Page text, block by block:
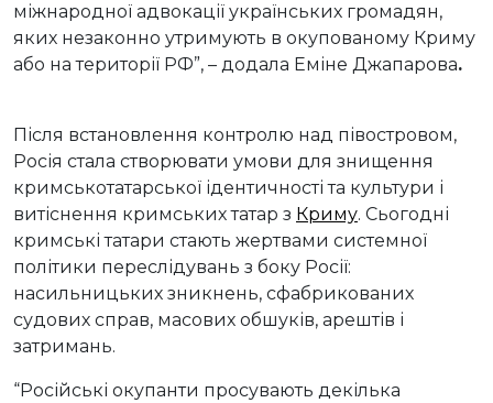
міжнародної адвокації українських громадян,
яких незаконно утримують в окупованому Криму
або на території РФ”, – додала Еміне Джапарова.
Після встановлення контролю над півостровом,
Росія стала створювати умови для знищення
кримськотатарської ідентичності та культури і
витіснення кримських татар з Криму. Сьогодні
кримські татари стають жертвами системної
політики переслідувань з боку Росії:
насильницьких зникнень, сфабрикованих
судових справ, масових обшуків, арештів і
затримань.
“Російські окупанти просувають декілька